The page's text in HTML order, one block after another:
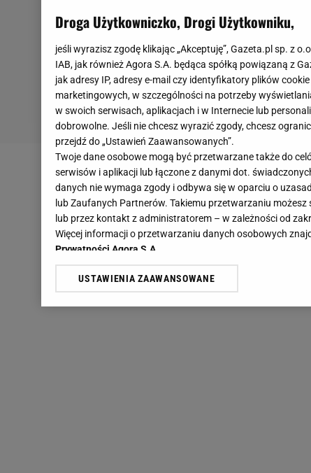
Droga Użytkowniczko, Drogi Użytkowniku,
jeśli wyrazisz zgodę klikając „Akceptuję”, Gazeta.pl sp. z
IAB, jak również Agora S.A. będąca spółką powiązaną z
jak adresy IP, adresy e-mail czy identyfikatory plików
marketingowych, w szczególności na potrzeby
w swoich serwisach, aplikacjach i w Internecie lub
dobrowolne. Jeśli nie chcesz wyrazić zgody, chcesz
przejdź do „Ustawień Zaawansowanych”.
Twoje dane osobowe mogą być przetwarzane także do
serwisów i aplikacji lub łączone z danymi dot.
danych nie wymaga zgody i odbywa się w oparciu o
lub Zaufanych Partnerów. Takiemu przetwarzaniu
lub przez kontakt z administratorem – w zależności od
Więcej informacji o przetwarzaniu danych osobowych
Prywatności Agora S.A.
Klikając „Akceptuję” wyrażasz też zgodę na
Zaufanych Partnerów i Agora S.A. na Twoim urządzeniu
USTAWIENIA ZAAWANSOWANE